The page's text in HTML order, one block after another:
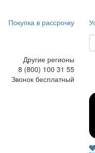
Покупка в рассрочку
Другие регионы
8 (800) 100 31 55
Звонок бесплатный